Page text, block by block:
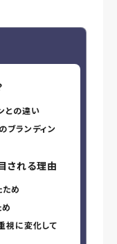
との違い
ブランディン
される理由
め
視に変化して